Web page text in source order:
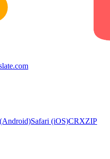
Safari (iOS)CRXZIP